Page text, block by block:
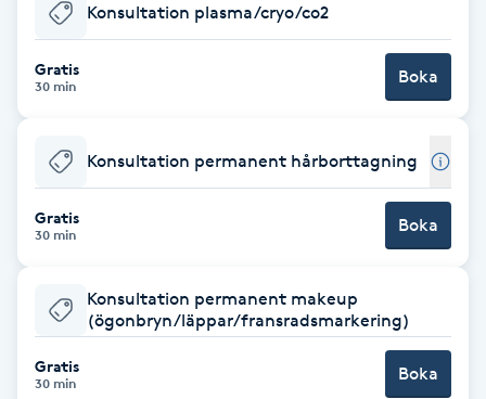
Celluliter
Coachning
Damklippning
Konsultation plasma/cryo/co2
Gratis
30 min Boka
Konsultation permanent hårborttagning
Gratis
30 min Boka
Konsultation permanent makeup
(ögonbryn/läppar/fransradsmarkering)
Gratis
30 min Boka